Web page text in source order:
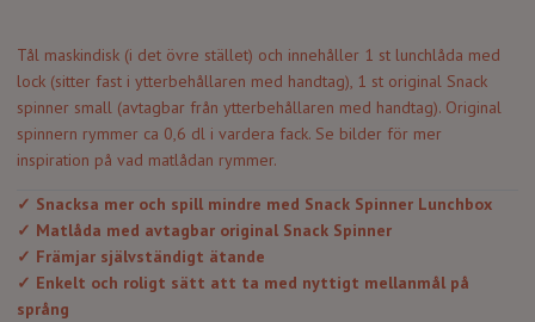
Tål maskindisk (i det övre stället) och innehåller 1 st lunchlåda med
lock (sitter fast i ytterbehållaren med handtag), 1 st original Snack
spinner small (avtagbar från ytterbehållaren med handtag). Original
spinnern rymmer ca 0,6 dl i vardera fack. Se bilder för mer
inspiration på vad matlådan rymmer.
✓ Snacksa mer och spill mindre med Snack Spinner Lunchbox
✓ Matlåda med avtagbar original Snack Spinner
✓ Främjar självständigt ätande
✓ Enkelt och roligt sätt att ta med nyttigt mellanmål på
språng